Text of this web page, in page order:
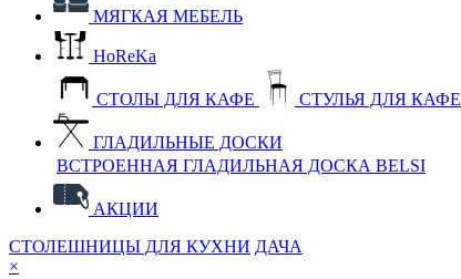
МЯГКАЯ МЕБЕЛЬ
HoReKa
СТОЛЫ ДЛЯ КАФЕ СТУЛЬЯ ДЛЯ КАФЕ
ГЛАДИЛЬНЫЕ ДОСКИ
ВСТРОЕННАЯ ГЛАДИЛЬНАЯ ДОСКА BELSI
АКЦИИ
СТОЛЕШНИЦЫ ДЛЯ КУХНИ ДАЧА
×